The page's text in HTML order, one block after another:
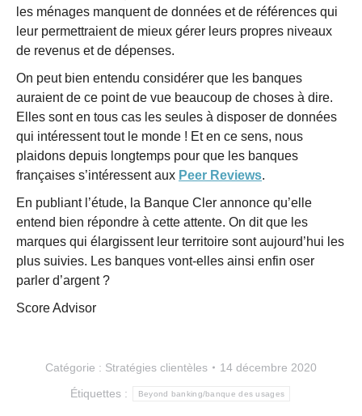
les ménages manquent de données et de références qui
leur permettraient de mieux gérer leurs propres niveaux
de revenus et de dépenses.
On peut bien entendu considérer que les banques
auraient de ce point de vue beaucoup de choses à dire.
Elles sont en tous cas les seules à disposer de données
qui intéressent tout le monde ! Et en ce sens, nous
plaidons depuis longtemps pour que les banques
françaises s’intéressent aux Peer Reviews.
En publiant l’étude, la Banque Cler annonce qu’elle
entend bien répondre à cette attente. On dit que les
marques qui élargissent leur territoire sont aujourd’hui les
plus suivies. Les banques vont-elles ainsi enfin oser
parler d’argent ?
Score Advisor
Catégorie : Stratégies clientèles 14 décembre 2020
Étiquettes : Beyond banking/banque des usages